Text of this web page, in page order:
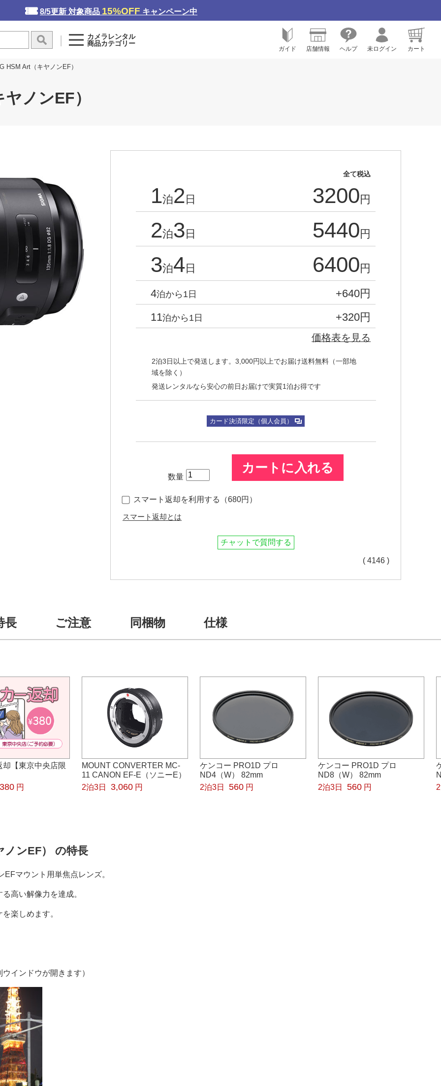
8/5更新 対象商品 15%OFF キャンペーン中
カメラレンタル
商品カテゴリー
ガイド 店舗情報 ヘルプ 未ログイン カート
HSM Art（キヤノンEF）
ノンEF）
全て税込
1泊2 日 3200 円
2泊3 日 5440 円
3泊4 日 6400 円
4泊から1日 +640円
11泊から1日 +320円
価格表を見る
2泊3日以上で発送します。3,000円以上でお届け送料無料（一部地
域を除く）
発送レンタルなら安心の前日お届けで実質1泊お得です
カード決済限定（個人会員）
数量
カートに入れる
スマート返却を利用する（680円）
スマート返却とは
チャットで質問する
( 4146 )
長 ご注意 同梱物 仕様
却【東京中央店限
380 円
MOUNT CONVERTER MC-
11 CANON EF-E（ソニーE）
2泊3日
3,060 円
ケンコー PRO1D プロ
ND4（W） 82mm
2泊3日
560 円
ケンコー PRO1D プロ
ND8（W） 82mm
2泊3日
560 円
ノンEF） の特長
マウント用単焦点レンズ。
高い解像力を達成。
楽しめます。
インドウが開きます）